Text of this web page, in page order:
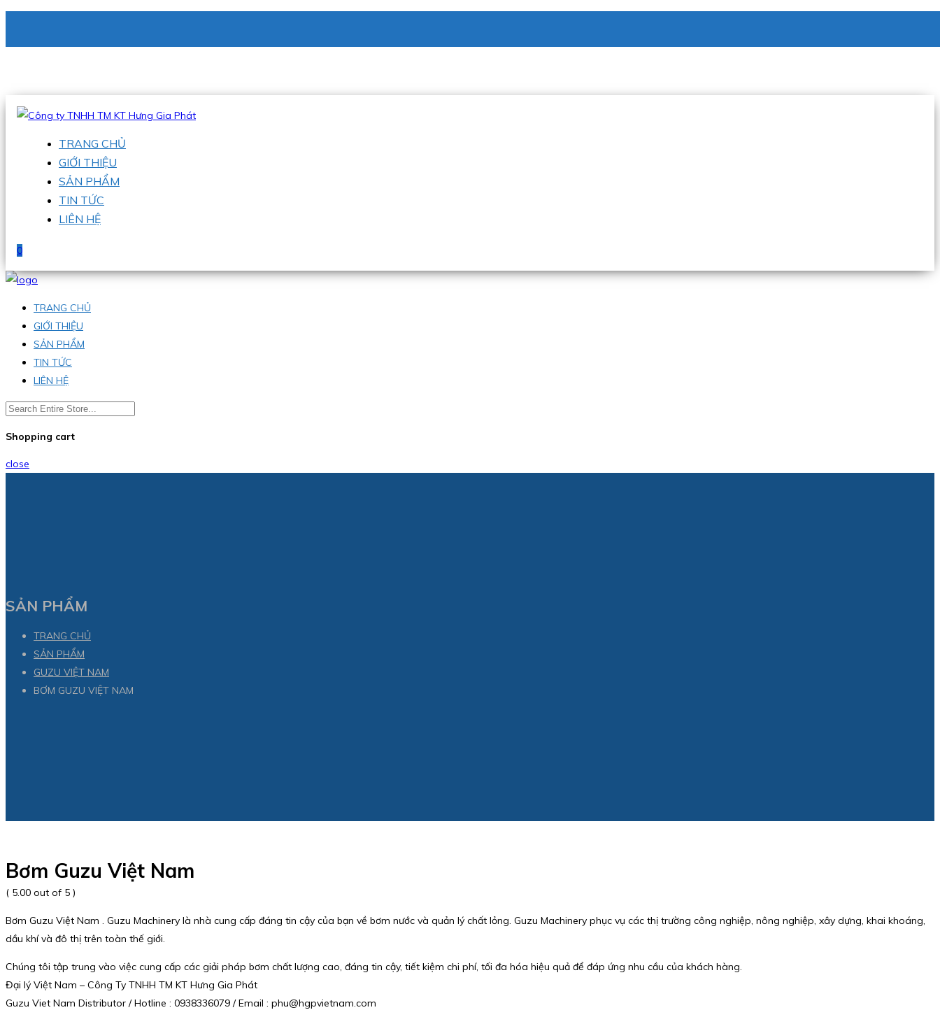
Hotline:0938 336 079
TRANG CHỦ
GIỚI THIỆU
SẢN PHẨM
TIN TỨC
LIÊN HỆ
0
TRANG CHỦ
GIỚI THIỆU
SẢN PHẨM
TIN TỨC
LIÊN HỆ
Shopping cart
close
SẢN PHẨM
TRANG CHỦ
SẢN PHẨM
GUZU VIỆT NAM
BƠM GUZU VIỆT NAM
Bơm Guzu Việt Nam
( 5.00 out of 5 )
Bơm Guzu Việt Nam . Guzu Machinery là nhà cung cấp đáng tin cậy của bạn về bơm nước và quản lý chất lỏng. Guzu Machinery phục vụ các thị trường công nghiệp, nông nghiệp, xây dựng, khai khoáng,
dầu khí và đô thị trên toàn thế giới.
Chúng tôi tập trung vào việc cung cấp các giải pháp bơm chất lượng cao, đáng tin cậy, tiết kiệm chi phí, tối đa hóa hiệu quả để đáp ứng nhu cầu của khách hàng.
Đại lý Việt Nam – Công Ty TNHH TM KT Hưng Gia Phát
Guzu Viet Nam Distributor / Hotline : 0938336079 / Email : phu@hgpvietnam.com